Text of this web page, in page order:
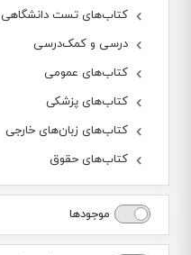
کتاب‌های تست دانشگاهی
درسی و کمک‌درسی
کتاب‌های عمومی
کتاب‌های پزشکی
کتاب‌های زبان‌های خارجی
کتاب‌های حقوق
موجودها